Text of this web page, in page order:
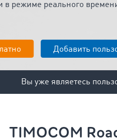
в режиме реального
Добавить
Вы уже являетесь
TIMOCOM